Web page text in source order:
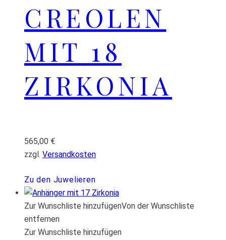
CREOLEN
MIT 18
ZIRKONIA
565,00 €
zzgl. Versandkosten
Zu den Juwelieren
Zur Wunschliste hinzufügenVon der Wunschliste
entfernen
Zur Wunschliste hinzufügen